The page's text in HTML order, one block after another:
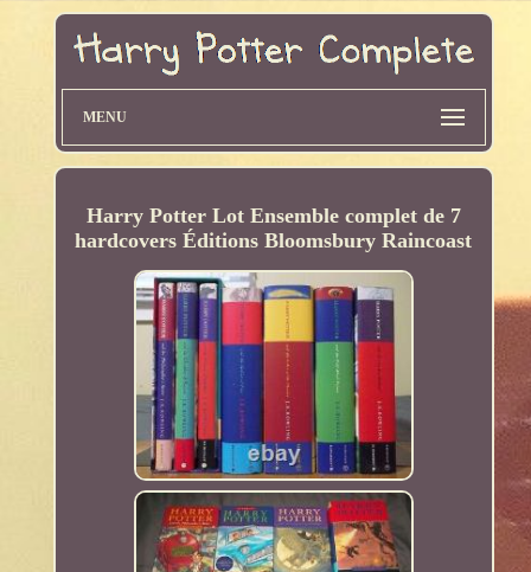
MENU
Harry Potter Lot Ensemble complet de 7
hardcovers Éditions Bloomsbury Raincoast